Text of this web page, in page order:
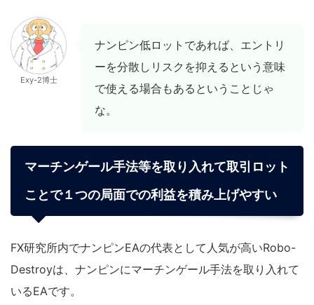
Exy-2博士
ナンピン低ロットであれば、エントリ
ーを分散しリスクを抑えるという意味
で使える場合もあるということじゃ
な。
マーチンゲール手法等を取り入れて取引ロット
ことで１つの局面での利益を積み上げやすい
FX研究所内でナンピンEAの代表として人気が高いRobo-
Destroyは、ナンピンにマーチンゲール手法を取り入れて
いるEAです。